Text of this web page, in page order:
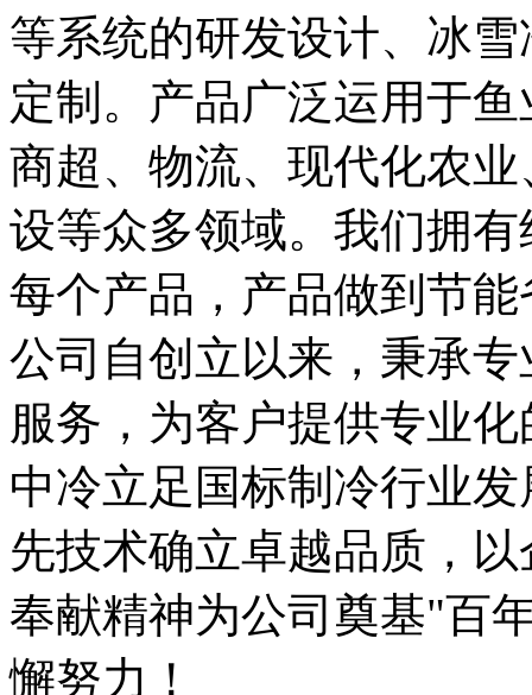
等系统的研发设计、冰
定制。产品广泛运用于
商超、物流、现代化农
设等众多领域。我们拥
每个产品，产品做到节
公司自创立以来，秉承
服务，为客户提供专业
中冷立足国标制冷行业
先技术确立卓越品质，
奉献精神为公司奠基"百
懈努力！